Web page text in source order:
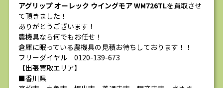
アグリップ オーレック ウイングモア WM726TLを買取させ
て頂きました！
ありがとうございます！
農機具なら何でもお任せ！
倉庫に眠っている農機具の見積お待ちしております！！
フリーダイヤル 0120-139-673
【出張買取エリア】
■香川県